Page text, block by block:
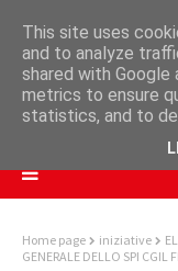
Home page iniziative
GENERALE DELLO SPI CGIL
This site uses
and to analyze
shared with
metrics to ensure
statistics, and to